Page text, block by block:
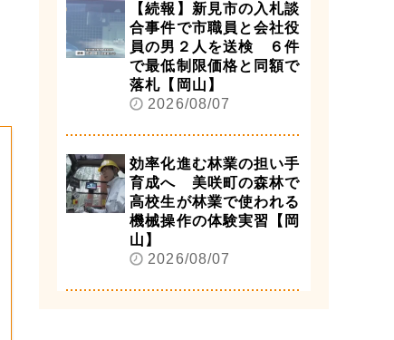
【続報】新見市の入札談
合事件で市職員と会社役
員の男２人を送検 ６件
で最低制限価格と同額で
落札【岡山】
2026/08/07
効率化進む林業の担い手
育成へ 美咲町の森林で
高校生が林業で使われる
機械操作の体験実習【岡
山】
2026/08/07